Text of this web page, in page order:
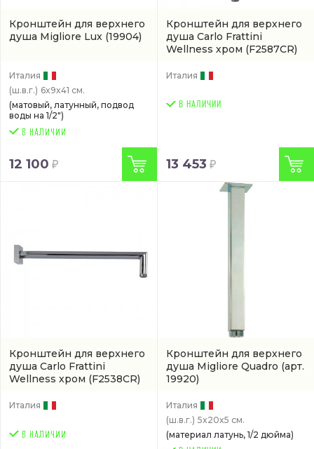
Кронштейн для верхнего
душа Migliore Lux (19904)
Италия
(ш.в.г.) 6x9x41 см.
(матовый, латунный, подвод
воды на 1/2")
12 100
Кронштейн для верхнего
душа Carlo Frattini
Wellness хром (F2587CR)
Италия
В НАЛИЧИИ
13 453
Кронштейн для верхнего
душа Carlo Frattini
Wellness хром (F2538CR)
Италия
Кронштейн для верхнего
душа Migliore Quadro (арт.
19920)
Италия
(ш.в.г.) 5x20x5 см.
(материал латунь, 1/2 дюйма)